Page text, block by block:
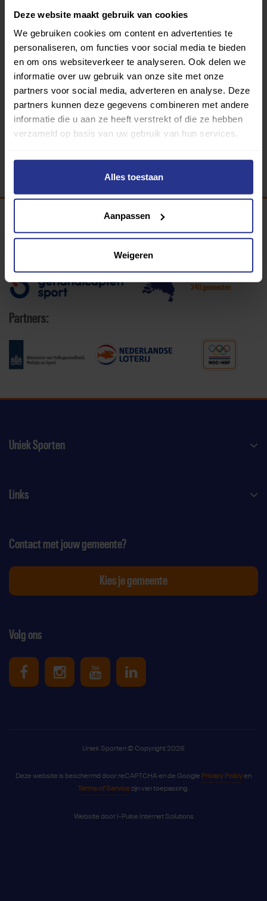
Deze website maakt gebruik van cookies
We gebruiken cookies om content en advertenties te
personaliseren, om functies voor social media te bieden
en om ons websiteverkeer te analyseren. Ook delen we
informatie over uw gebruik van onze site met onze
partners voor social media, adverteren en analyse. Deze
partners kunnen deze gegevens combineren met andere
informatie die u aan ze heeft verstrekt of die ze hebben
verzameld op basis van uw gebruik van hun services.
Alles toestaan
Aanpassen
Weigeren
Let op:de beoordelingen zijn gebaseerd op de
ervaringen van gebruikers die de vragenlijst hebben
beantwoord. Uniek Sporten is niet verantwoordelijk voor
de mening of oordelen van deze gebruikers.
Programma van:
340 gemeenten
Partners:
Uniek Sporten
Links
Volg ons
Uniek Sporten op Facebook
Uniek Sporten op Instagram
Uniek Sporten op Youtube
Uniek Sporten op
Contact met jouw gemeente?
Kies je gemeente
Uniek Sporten © Copyright 2026
Deze website is beschermd door reCAPTCHA en de Google Privacy Policyen
Terms of Servicezijn van toepassing.
Website door I-Pulse Internet Solutions